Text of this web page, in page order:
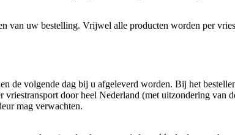
van uw bestelling. Vrijwel alle producten worden per
de volgende dag bij u afgeleverd worden. Bij het
vriestransport door heel Nederland (met uitzondering
mag verwachten.